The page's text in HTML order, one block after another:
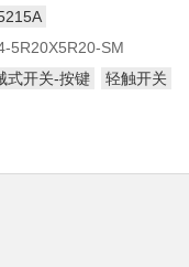
5R20X5R20-SM
式开关-按键
轻触开关